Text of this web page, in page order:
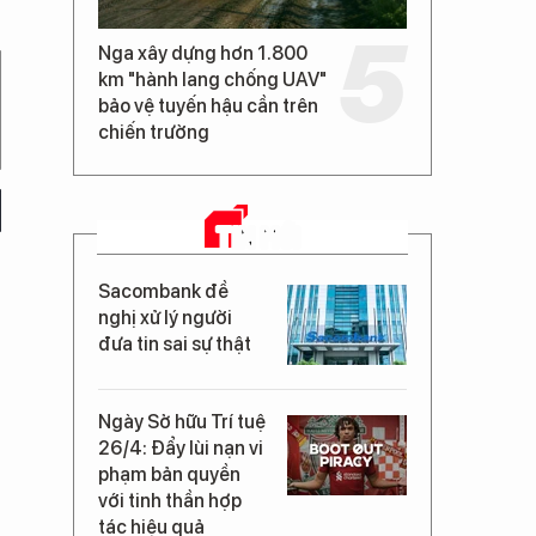
Nga xây dựng hơn 1.800
km "hành lang chống UAV"
bảo vệ tuyến hậu cần trên
chiến trường
TIN MỚI
Sacombank đề
nghị xử lý người
đưa tin sai sự thật
Ngày Sở hữu Trí tuệ
26/4: Đẩy lùi nạn vi
phạm bản quyền
với tinh thần hợp
tác hiệu quả